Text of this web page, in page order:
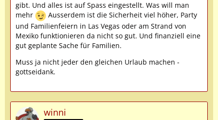
gibt. Und alles ist auf Spass eingestellt. Was will man
mehr
Ausserdem ist die Sicherheit viel höher, Party
und Familienfeiern in Las Vegas oder am Strand von
Mexiko funktionieren da nicht so gut. Und finanziell eine
gut geplante Sache für Familien.
Muss ja nicht jeder den gleichen Urlaub machen -
gottseidank.
winni